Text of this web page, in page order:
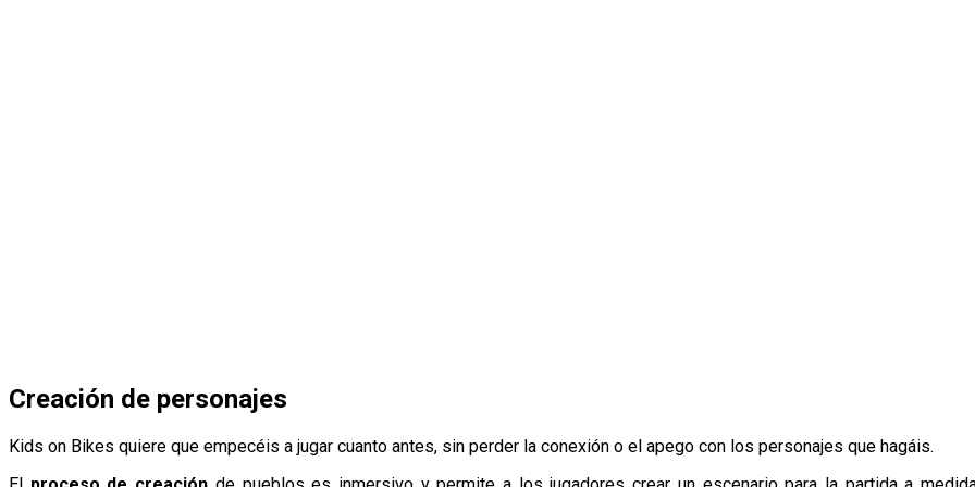
Creación de personajes
Kids on Bikes quiere que empecéis a jugar cuanto antes, sin perder la conexión o el apego con los personajes que hagáis.